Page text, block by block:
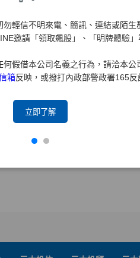
輕信不明來電、簡訊、連結或陌生
邀請「領取飆股」、「明牌體驗」
假借本公司名義之行為，請洽本公
箱反映，或撥打內政部警政署165反
立即了解